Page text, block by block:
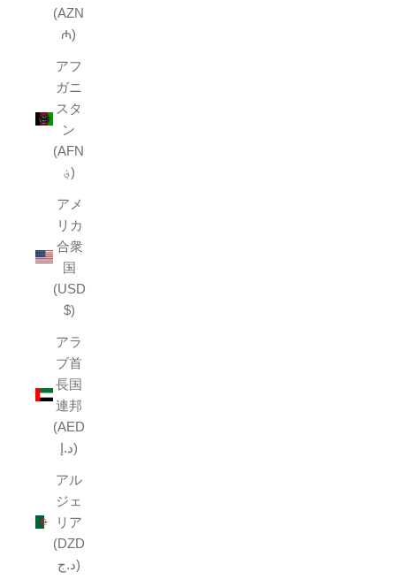
(AZN
₼)
アフ
ガニ
スタ
ン
(AFN
؋)
アメ
リカ
合衆
国
(USD
$)
アラ
ブ首
長国
連邦
(AED
د.إ)
アル
ジェ
リア
(DZD
د.ج)